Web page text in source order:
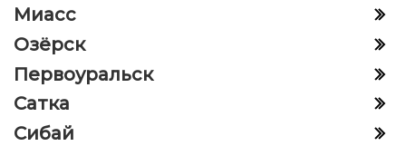
Миасс
Озёрск
Первоуральск
Сатка
Сибай